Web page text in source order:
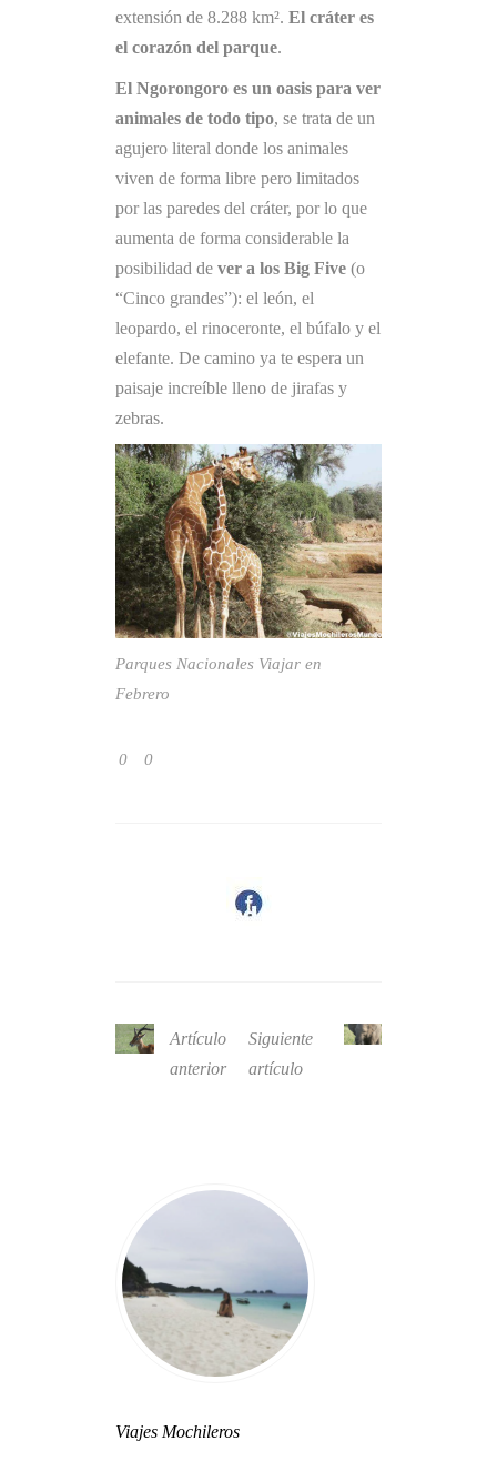
extensión de 8.288 km². El cráter es
el corazón del parque.
El Ngorongoro es un oasis para ver
animales de todo tipo, se trata de un
agujero literal donde los animales
viven de forma libre pero limitados
por las paredes del cráter, por lo que
aumenta de forma considerable la
posibilidad de ver a los Big Five (o
“Cinco grandes”): el león, el
leopardo, el rinoceronte, el búfalo y el
elefante. De camino ya te espera un
paisaje increíble lleno de jirafas y
zebras.
Parques Nacionales Viajar en
Febrero
0 0
Artículo
anterior
Siguiente
artículo
Viajes Mochileros